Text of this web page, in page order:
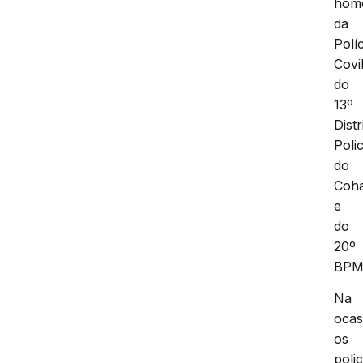
da
do
13º
do
e
do
20º
Na
os